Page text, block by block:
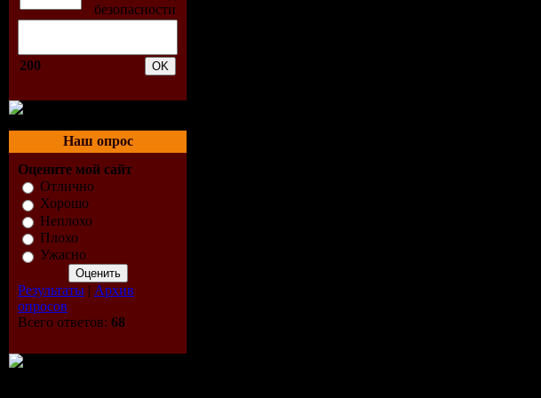
200
Наш опрос
Оцените мой сайт
Отлично
Хорошо
Неплохо
Плохо
Ужасно
Результаты | Архив
опросов
Всего ответов: 68